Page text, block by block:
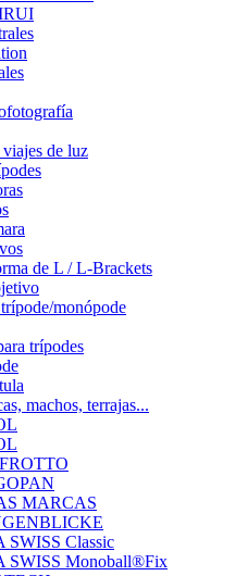
de luz
de L / L-Brackets
monópode
trípodes
machos, terrajas...
MARCAS
SWISS Classic
SWISS Monoball®Fix